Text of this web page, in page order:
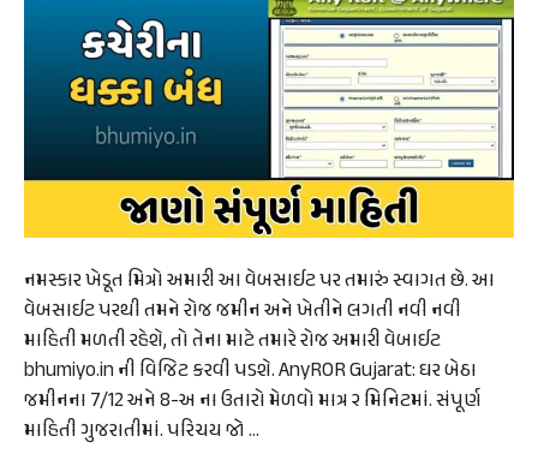
નમસ્કાર ખેડૂત મિત્રો અમારી આ વેબસાઈટ પર તમારું સ્વાગત છે. આ
વેબસાઈટ પરથી તમને રોજ જમીન અને ખેતીને લગતી નવી નવી
માહિતી મળતી રહેશે, તો તેના માટે તમારે રોજ અમારી વેબાઈટ
bhumiyo.in ની વિજિટ કરવી પડશે. AnyROR Gujarat: ઘર બેઠા
જમીનના 7/12 અને 8-અ ના ઉતારો મેળવો માત્ર ૨ મિનિટમાં. સંપૂર્ણ
માહિતી ગુજરાતીમાં. પરિચય જો …